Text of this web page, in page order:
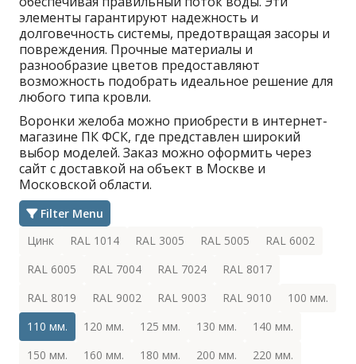
элементы гарантируют надежность и
долговечность системы, предотвращая засоры и
повреждения. Прочные материалы и
разнообразие цветов предоставляют
возможность подобрать идеальное решение для
любого типа кровли.
Воронки желоба можно приобрести в интернет-
магазине ПК ФСК, где представлен широкий
выбор моделей. Заказ можно оформить через
сайт с доставкой на объект в Москве и
Московской области.
Filter Menu
Цинк
RAL 1014 RAL 3005 RAL 5005
RAL 6002
RAL 6005
RAL 7004 RAL 7024
RAL 8017
RAL 8019
RAL 9002 RAL 9003 RAL 9010
100 мм.
110 мм.
120 мм. 125 мм. 130 мм.
140 мм.
150 мм.
160 мм. 180 мм. 200 мм.
220 мм.